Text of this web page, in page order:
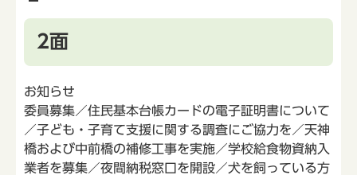
2面
お知らせ
委員募集／住民基本台帳カードの電子証明書について
／子ども・子育て支援に関する調査にご協力を／天神
橋および中前橋の補修工事を実施／学校給食物資納入
業者を募集／夜間納税窓口を開設／犬を飼っている方